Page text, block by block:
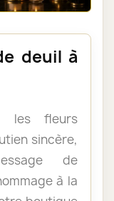
deuil à
les fleurs
sincère,
de
à la